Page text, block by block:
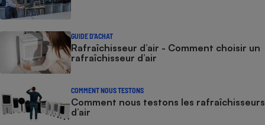
GUIDE D'ACHAT
Rafraîchisseur d’air - Comment choisir un
rafraîchisseur d’air
COMMENT NOUS TESTONS
Comment nous testons les rafraîchisseurs
d’air